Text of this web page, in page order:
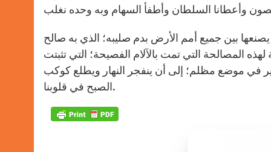
بين جميع أمم الأرض بدم صليبه؛ الذﻱ به صالح
المصالحة التي تمت بالآلام الفصيحة؛ التي تثبتت
منير في موضع مظلم؛ إلى أن ينفجر النهار ويطلع كوكب
الصبح في قلوبنا.